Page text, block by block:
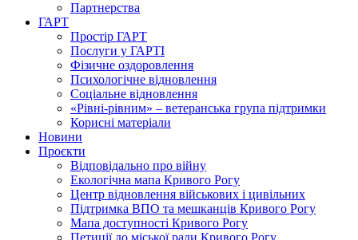
Партнерства
ГАРТ
Простір ГАРТ
Послуги у ГАРТІ
Фізичне оздоровлення
Психологічне відновлення
Соціальне відновлення
«Рівні-рівним» – ветеранська група підтримки
Корисні матеріали
Новини
Проєкти
Відповідально про війну
Екологічна мапа Кривого Рогу
Центр відновлення військових і цивільних
Підтримка ВПО та мешканців Кривого Рогу
Мапа доступності Кривого Рогу
Петиції до міської ради Кривого Рогу